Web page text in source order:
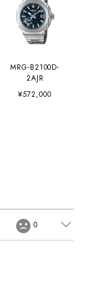
MRG-B2100D-
2AJR
¥572,000
0